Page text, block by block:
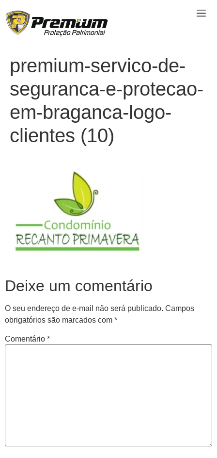
premium-servico-de-
seguranca-e-protecao-
em-braganca-logo-
clientes (10)
Deixe um comentário
O seu endereço de e-mail não será publicado. Campos
obrigatórios são marcados com *
Comentário *